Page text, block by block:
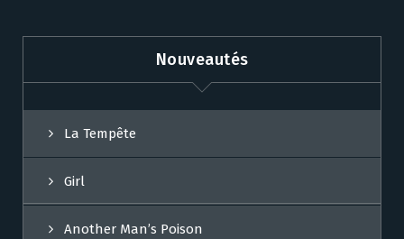
Nouveautés
La Tempête
Girl
Another Man’s Poison